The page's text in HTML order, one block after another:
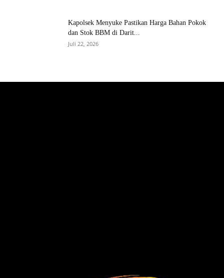
Kapolsek Menyuke Pastikan Harga Bahan Pokok
dan Stok BBM di Darit...
Juli 22, 2026